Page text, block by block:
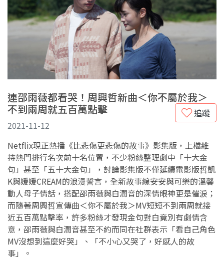
連邵雨薇都看哭！周興哲新曲＜你不屬於我＞
不到兩周就五百萬點擊
追蹤
2021-11-12
Netflix現正熱播《比悲傷更悲傷的故事》影集版，上檔維
持熱門排行名次前十名位置，不少粉絲整理劇中「十大金
句」甚至「五十大金句」，討論影集版不僅延續電影版哲凱
K與媛媛CREAM的浪漫誓言，全新故事線安安與可樂的溫馨
動人母子情話，搭配邵雨薇與白潤音的深情眼神更是催淚；
而隨著周興哲宣傳曲＜你不屬於我＞MV短短不到兩周就接
近五百萬點擊率，許多粉絲才發現金句對白竟別有劇情含
意，邵雨薇與白潤音甚至不約而同在社群表示「看自己角色
MV沒想到這麼好哭」、「不小心又哭了，好感人的故
事」。